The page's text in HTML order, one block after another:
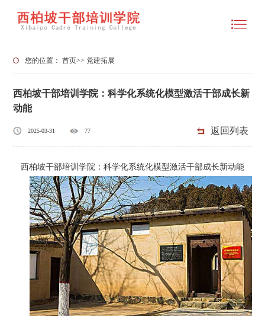
您的位置：首页>> 党建拓展
西柏坡干部培训学院：科学化系统化模型激活干部成长新
动能
2025-03-31 77 返回列表
西柏坡干部培训学院：科学化系统化模型激活干部成长新动能